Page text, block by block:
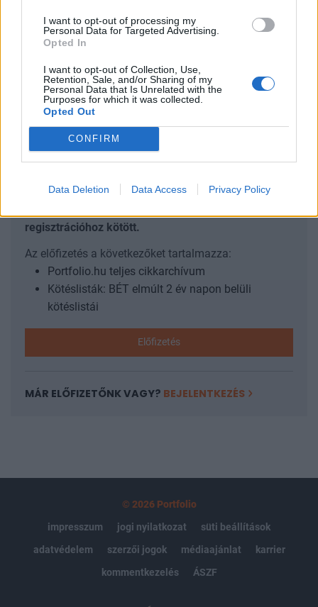
I want to opt-out of processing my
Personal Data for Targeted Advertising.
Opted In
I want to opt-out of Collection, Use,
Retention, Sale, and/or Sharing of my
Personal Data that Is Unrelated with the
Purposes for which it was collected.
Opted Out
CONFIRM
Data Deletion Data Access Privacy Policy
A nemzetközi fejlesztéspolitika egyik legfontosabb
kérdésévé vált, hogy mi történik akkor, amikor a nyugati
donorországok egyszerre próbálják csökkenteni
költségvetési terheiket, saját iparpolitikájukat újraépíteni és
geopolitikai érdekeiket érvényesíteni, miközben a fejlődő
országok továbbra is beruházásokra, infrastruktúrára és
technológiai felzárkózásra szorulnak....
KEDVES OLVASÓNK!
A keresett cikk a portfolio.hu hírarchívumához
regisztrációhoz kötött.
Az előfizetés a következőket tartalmazza:
Portfolio.hu teljes cikkarchívum
Kötéslisták: BÉT elmúlt 2 év napon belüli
kötéslistái
Előfizetés
MÁR ELŐFIZETŐNK VAGY? BEJELENTKEZÉS
© 2026 Portfolio
impresszum
jogi nyilatkozat
süti beállítások
adatvédelem
szerzői jogok médiaajánlat
karrier
kommentkezelés
ÁSZF